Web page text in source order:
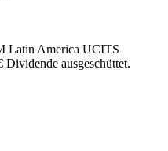
Latin America UCITS
Dividende ausgeschüttet.